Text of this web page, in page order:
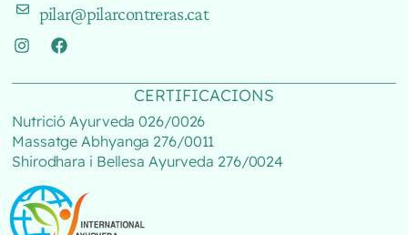
CERTIFICACIONS
Nutrició Ayurveda 026/0026
Massatge Abhyanga 276/0011
Shirodhara i Bellesa Ayurveda 276/0024
pilar@pilarcontreras.cat